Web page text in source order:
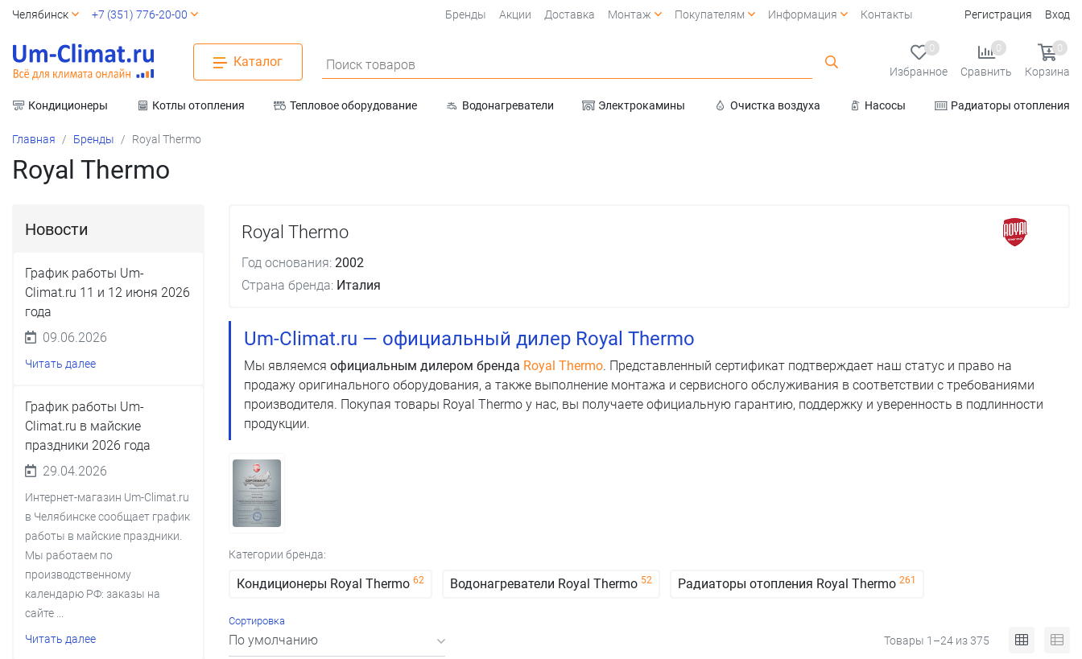
Кондиционеры Котлы отопления Тепловое оборудование Водонагреватели Электрокамины Очистка воздуха Насосы
Радиаторы отопления
Каталог Поиск товаров
0
Избранное
0
Сравнить
0
Корзина
Челябинск +7 (351) 776-20-00 Бренды Акции Доставка Монтаж Покупателям Информация Контакты Регистрация Вход
Главная Бренды Royal Thermo
Royal Thermo
Новости
График работы Um-
Climat.ru 11 и 12 июня 2026
года
09.06.2026
Читать далее
График работы Um-
Climat.ru в майские
праздники 2026 года
29.04.2026
Интернет-магазин Um-Climat.ru
в Челябинске сообщает график
работы в майские праздники.
Мы работаем по
производственному
календарю РФ: заказы на
сайте ...
Читать далее
Royal Thermo
Год основания: 2002
Страна бренда: Италия
Um-Climat.ru — официальный дилер Royal Thermo
Мы являемся официальным дилером бренда Royal Thermo. Представленный сертификат подтверждает наш статус и право на
продажу оригинального оборудования, а также выполнение монтажа и сервисного обслуживания в соответствии с требованиями
производителя. Покупая товары Royal Thermo у нас, вы получаете официальную гарантию, поддержку и уверенность в подлинности
продукции.
Категории бренда:
Кондиционеры Royal Thermo 62 Водонагреватели Royal Thermo 52 Радиаторы отопления Royal Thermo 261
Сортировка
Товары 1–24 из 375